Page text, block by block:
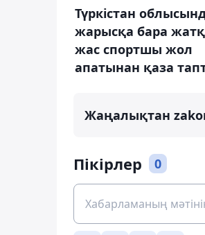
Түркістан
жарысқа бара
жас спортшы жол
апатынан қаза
Жаңалықтан
Пікірлер 0